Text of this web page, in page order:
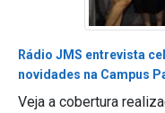
Rádio JMS entrevista
novidades na Campus
Veja a cobertura